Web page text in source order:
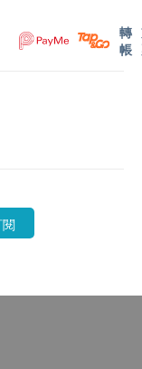
告前到本中心
或註冊護士透過
本到本中心領
後決定權。
診斷或治療用
兆時，應立即
因使用此服務/
轉
帳